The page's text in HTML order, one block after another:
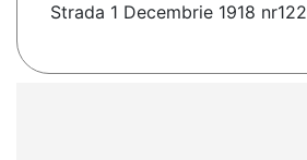
Strada 1 Decembrie 1918 nr122